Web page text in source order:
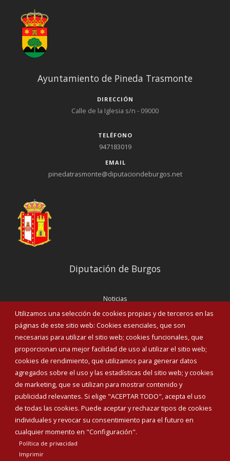
Utilizamos una selección de cookies propias y de terceros en las
páginas de este sitio web: Cookies esenciales, que son
necesarias para utilizar el sitio web; cookies funcionales, que
proporcionan una mejor facilidad de uso al utilizar el sitio web;
cookies de rendimiento, que utilizamos para generar datos
agregados sobre el uso y las estadísticas del sitio web; y cookies
de marketing, que se utilizan para mostrar contenido y
publicidad relevantes. Si elige "ACEPTAR TODO", acepta el uso
de todas las cookies. Puede aceptar y rechazar tipos de cookies
individuales y revocar su consentimiento para el futuro en
cualquier momento en "Configuración".
Política de privacidad
Imprimir
Ayuntamiento de Pineda Trasmonte
DIRECCIÓN
Calle de la Iglesia s/n - 09000
TELÉFONO
947183019
EMAIL
pinedatrasmonte@diputaciondeburgos.net
Diputación de Burgos
Noticias
Eventos
Corporación Municipal
Teléfonos de interés
INICIAR SESIÓN
MAPA WEB